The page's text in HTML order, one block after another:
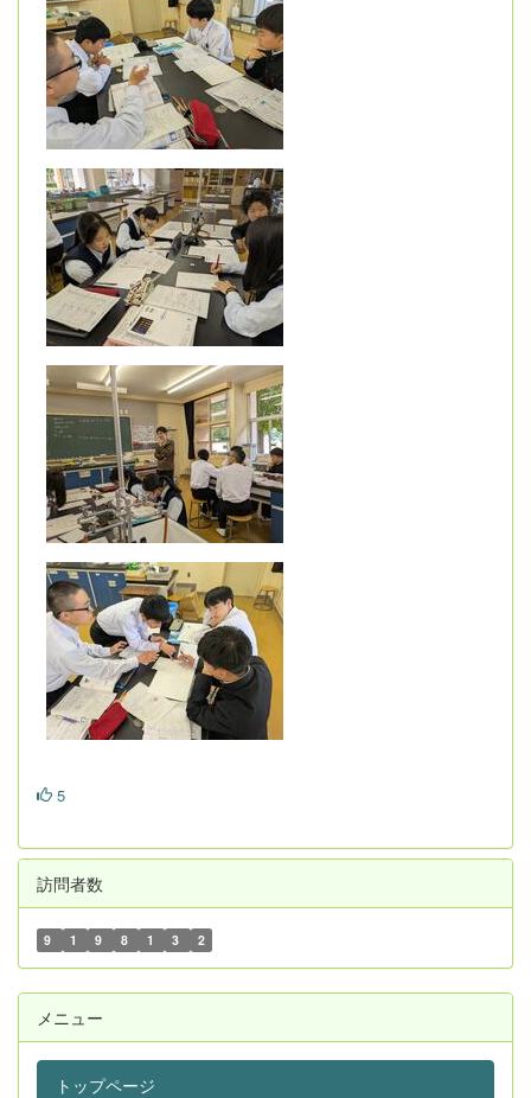
5
訪問者数
9 1 9 8 1 3 2
メニュー
トップページ